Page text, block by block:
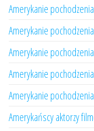
Amerykanie
Amerykanie
Amerykanie
Amerykanie
Amerykanie
Amerykańscy aktorzy